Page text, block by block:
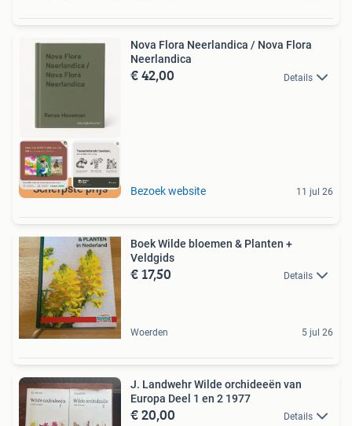
Scherpste prijs
Nova Flora Neerlandica / Nova Flora
Neerlandica
€ 42,00 Details
Bezoek website 11 jul 26
Boek Wilde bloemen & Planten +
Veldgids
€ 17,50 Details
Woerden 5 jul 26
J. Landwehr Wilde orchideeën van
Europa Deel 1 en 2 1977
€ 20,00 Details